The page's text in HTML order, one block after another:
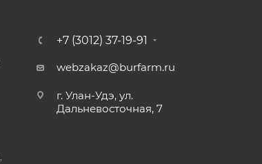
+7 (3012) 37-19-91
webzakaz@burfarm.ru
г. Улан-Удэ, ул.
Дальневосточная, 7